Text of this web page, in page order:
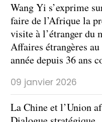
Wang Yi s’exprime
faire de l’Afrique la
visite à l’étranger du
Affaires étrangères
année depuis 36 ans
09 janvier 2026
La Chine et l’Union